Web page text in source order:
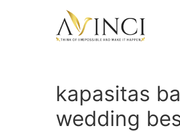
kapasitas
wedding